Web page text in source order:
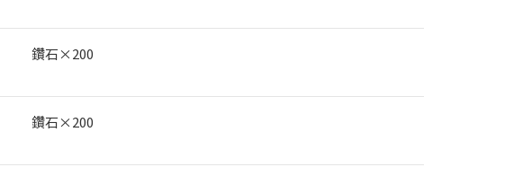
鑽石×200
鑽石×200